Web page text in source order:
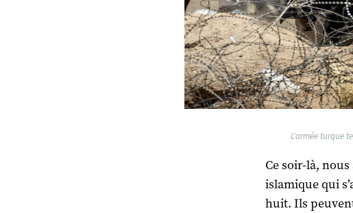
L'armée turque
Ce soir-là,
islamique qui
huit. Ils